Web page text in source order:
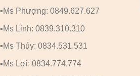
▪️Ms Phượng: 0849.627.627
▪️Ms Linh: 0839.310.310
▪️Ms Thúy: 0834.531.531
▪️Ms Lợi: 0834.774.774